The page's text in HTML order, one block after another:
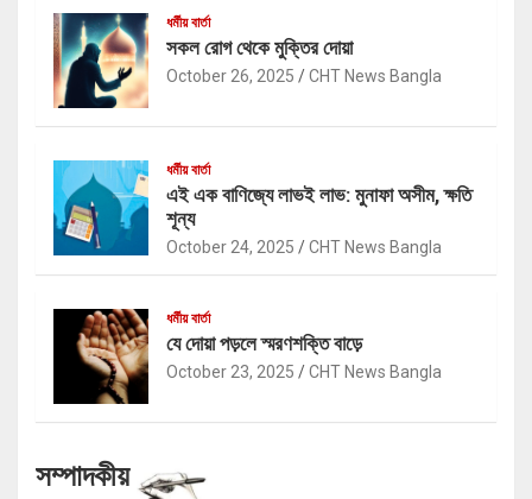
ধর্মীয় বার্তা
সকল রোগ থেকে মুক্তির দোয়া
October 26, 2025 CHT News Bangla
ধর্মীয় বার্তা
এই এক বাণিজ্যে লাভই লাভ: মুনাফা অসীম, ক্ষতি
শূন্য
October 24, 2025 CHT News Bangla
ধর্মীয় বার্তা
যে দোয়া পড়লে স্মরণশক্তি বাড়ে
October 23, 2025 CHT News Bangla
সম্পাদকীয়